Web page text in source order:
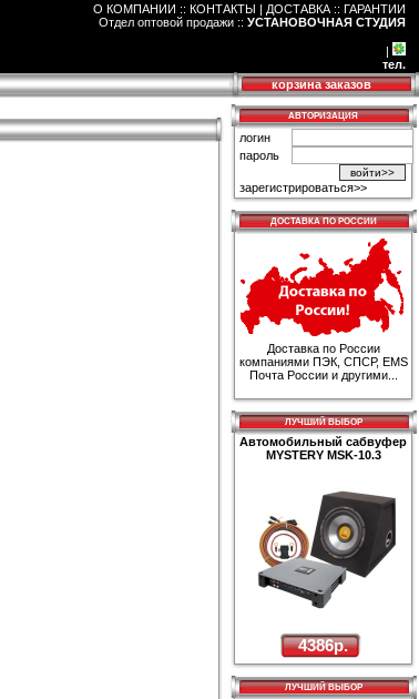
О КОМПАНИИ :: КОНТАКТЫ | ДОСТАВКА :: ГАРАНТИИ
Отдел оптовой продажи :: УСТАНОВОЧНАЯ СТУДИЯ
|
тел.
корзина заказов
АВТОРИЗАЦИЯ
логин
пароль
зарегистрироваться>>
ДОСТАВКА ПО РОССИИ
Доставка по России
компаниями ПЭК, СПСР, EMS
Почта России и другими...
ЛУЧШИЙ ВЫБОР
Автомобильный сабвуфер
MYSTERY MSK-10.3
4386р.
ЛУЧШИЙ ВЫБОР